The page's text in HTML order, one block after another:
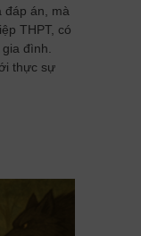
đáp án, mà
THPT, có
đình.
thực sự